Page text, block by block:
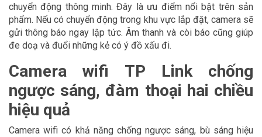
chuyển động thông minh. Đây là ưu điểm nổi bật trên sản
phẩm. Nếu có chuyển động trong khu vực lắp đặt, camera sẽ
gửi thông báo ngay lập tức. Âm thanh và còi báo cũng giúp
đe doạ và đuổi những kẻ có ý đồ xấu đi.
Camera wifi TP Link chống
ngược sáng, đàm thoại hai chiều
hiệu quả
Camera wifi có khả năng chống ngược sáng, bù sáng hiệu